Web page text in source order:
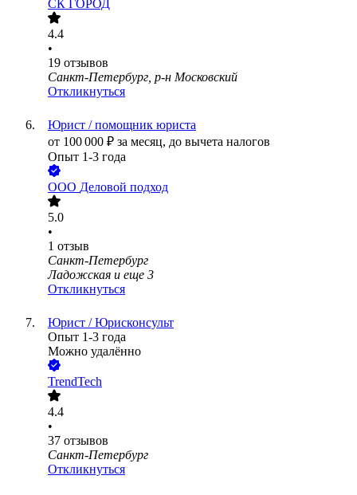
СК ГОРОД
4.4
•
19 отзывов
Санкт-Петербург, р-н Московский
Откликнуться
Юрист / помощник юриста
от 100 000 ₽ за месяц, до вычета налогов
Опыт 1-3 года
ООО Деловой подход
5.0
•
1 отзыв
Санкт-Петербург
Ладожская и еще 3
Откликнуться
Юрист / Юрисконсульт
Опыт 1-3 года
Можно удалённо
TrendTech
4.4
•
37 отзывов
Санкт-Петербург
Откликнуться